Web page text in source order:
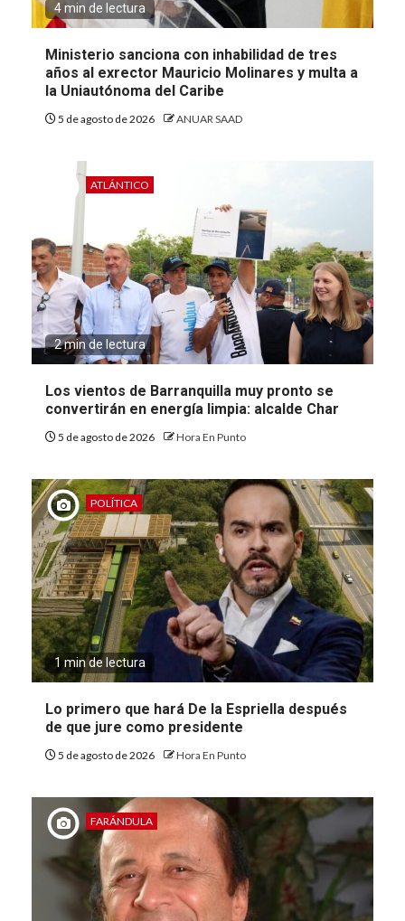
4 min de lectura
Ministerio sanciona con inhabilidad de tres
años al exrector Mauricio Molinares y multa a
la Uniautónoma del Caribe
5 de agosto de 2026 ANUAR SAAD
ATLÁNTICO
2 min de lectura
Los vientos de Barranquilla muy pronto se
convertirán en energía limpia: alcalde Char
5 de agosto de 2026 Hora En Punto
POLÍTICA
1 min de lectura
Lo primero que hará De la Espriella después
de que jure como presidente
5 de agosto de 2026 Hora En Punto
FARÁNDULA